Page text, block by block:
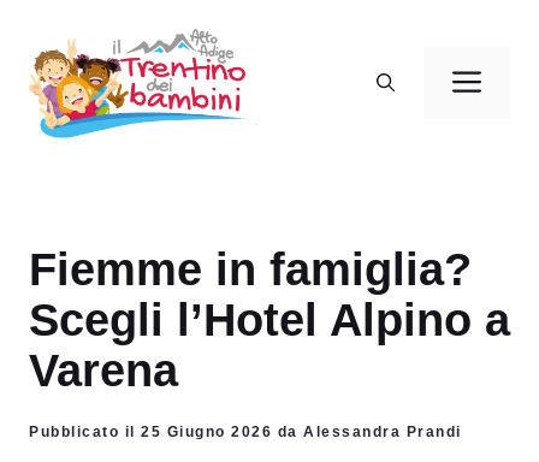
contenuto
Fiemme in famiglia?
Scegli l’Hotel Alpino a
Varena
Pubblicato il 25 Giugno 2026 da Alessandra Prandi